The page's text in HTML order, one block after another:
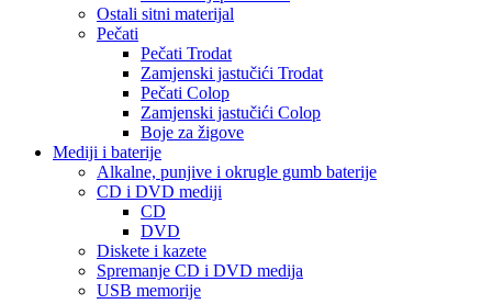
Ostali sitni materijal
Pečati
Pečati Trodat
Zamjenski jastučići Trodat
Pečati Colop
Zamjenski jastučići Colop
Boje za žigove
Mediji i baterije
Alkalne, punjive i okrugle gumb baterije
CD i DVD mediji
CD
DVD
Diskete i kazete
Spremanje CD i DVD medija
USB memorije